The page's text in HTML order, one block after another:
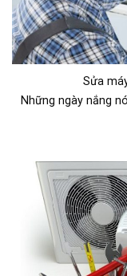
Sửa
Những ngày nắng